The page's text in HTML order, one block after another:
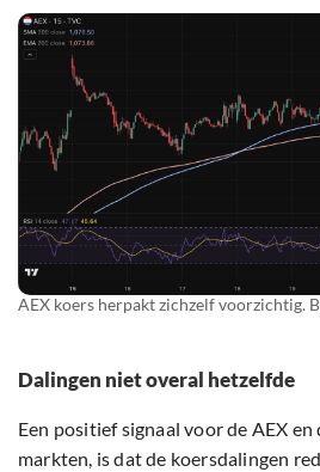
AEX koers herpakt zichzelf voorzichtig.
Dalingen niet overal hetzelfde
Een positief signaal voor de AEX
markten, is dat de koersdalingen